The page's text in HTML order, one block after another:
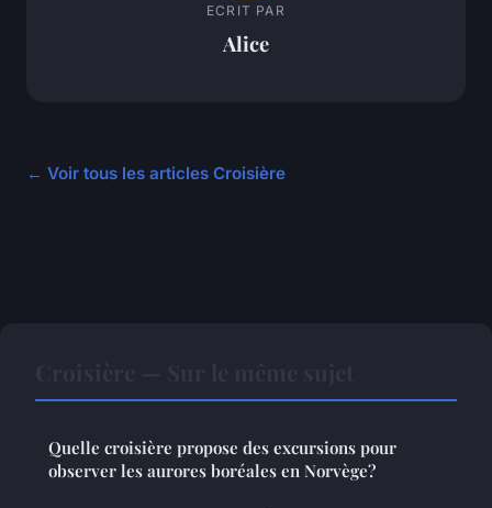
ECRIT PAR
Alice
← Voir tous les articles Croisière
Quelle croisière propose des excursions pour
observer les aurores boréales en Norvège?